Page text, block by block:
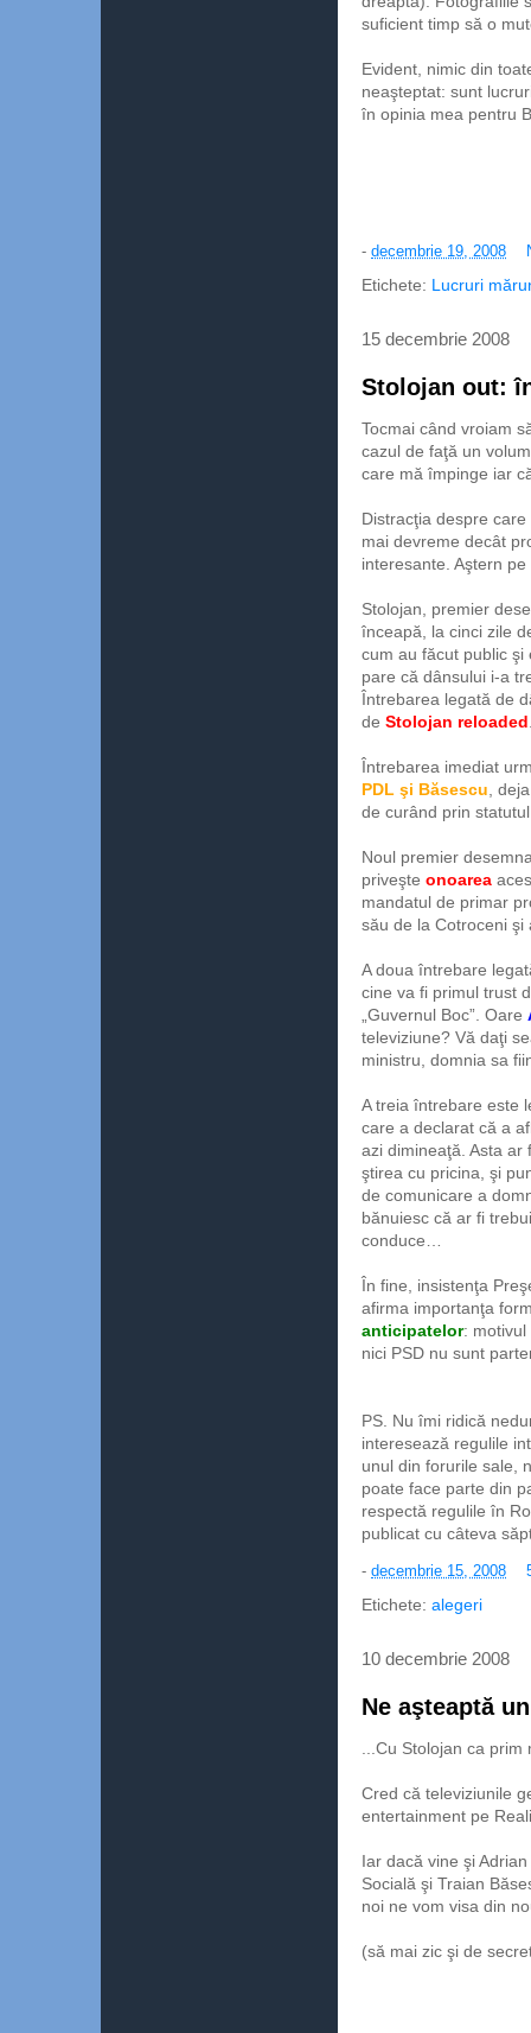
suficient timp să o
Evident, nimic din
neaşteptat: sunt
în opinia mea pentru
- decembrie 19, 2008
Etichete: Lucruri
15 decembrie 2008
Stolojan out:
Tocmai când vroiam
cazul de faţă un
care mă împinge iar
Distracţia despre
mai devreme decât
interesante. Aştern
Stolojan, premier
înceapă, la cinci zile
cum au făcut public şi
pare că dânsului i-a
Întrebarea legată de
de Stolojan reloaded
Întrebarea imediat
PDL şi Băsescu ,
de curând prin
Noul premier
priveşte onoarea
mandatul de primar
său de la Cotroceni şi
A doua întrebare
cine va fi primul trust
„Guvernul Boc”. Oare
televiziune? Vă daţi
ministru, domnia sa
A treia întrebare este
care a declarat că a
azi dimineaţă. Asta ar
ştirea cu pricina, şi
de comunicare a
bănuiesc că ar fi
conduce…
În fine, insistenţa
afirma importanţa
anticipatelor: motivul
nici PSD nu sunt
PS. Nu îmi ridică
interesează regulile
unul din forurile sale,
poate face parte din
respectă regulile în
publicat cu câteva
- decembrie 15, 2008
Etichete: alegeri
10 decembrie 2008
Ne aşteaptă
...Cu Stolojan ca
Cred că televiziunile
entertainment pe
Iar dacă vine şi
Socială şi Traian
noi ne vom visa din
(să mai zic şi de